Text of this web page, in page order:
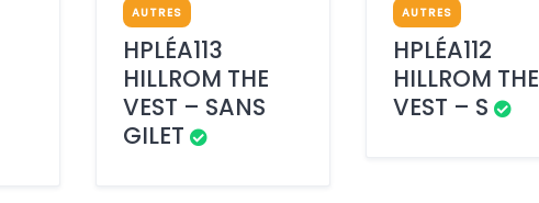
AUTRES
HPLÉA113
HILLROM THE
VEST – SANS
GILET
AUTRES
HPLÉA112
HILLROM THE
VEST – S